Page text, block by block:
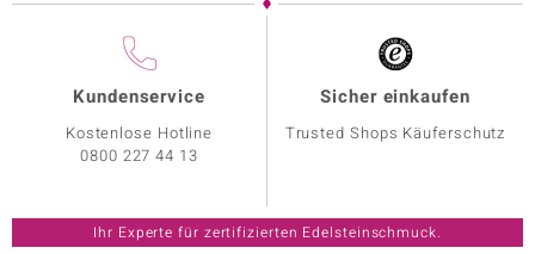
Kundenservice
Kostenlose Hotline
0800 227 44 13
Sicher einkaufen
Trusted Shops Käuferschutz
Ihr Experte für zertifizierten Edelsteinschmuck.